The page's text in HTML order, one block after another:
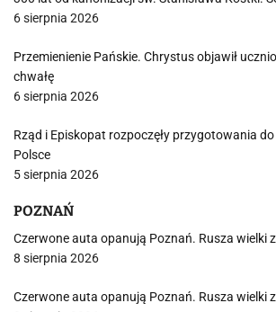
6 sierpnia 2026
Przemienienie Pańskie. Chrystus objawił
chwałę
6 sierpnia 2026
Rząd i Episkopat rozpoczęły przygotowania
Polsce
5 sierpnia 2026
POZNAŃ
Czerwone auta opanują Poznań. Rusza wielki
8 sierpnia 2026
Czerwone auta opanują Poznań. Rusza wielki